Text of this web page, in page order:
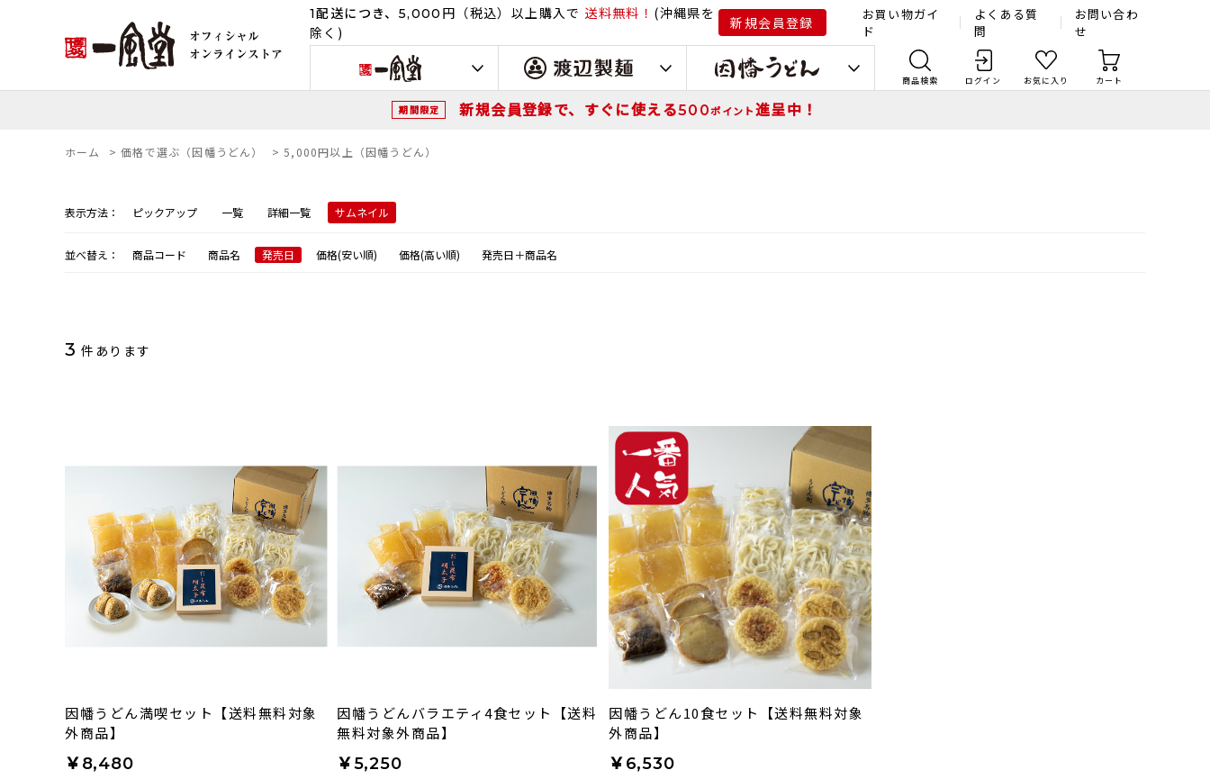
1配送につき、5,000 円（税込） 以上購入で 送料無料！ (沖縄県を
除く)
新規会員登録
お買い物ガイ
ド
よくある質
問
お問い合わ
せ
商品検索 ログイン お気に入り カート
期間限定 新規会員登録で、すぐに使える500ポイント進呈中！
ホーム >価格で選ぶ（因幡うどん） >5,000円以上（因幡うどん）
表示方法： ピックアップ 一覧 詳細一覧 サムネイル
並べ替え： 商品コード 商品名 発売日 価格(安い順) 価格(高い順) 発売日＋商品名
3 件あります
因幡うどん満喫セット【送料無料対象
外商品】
￥8,480
因幡うどんバラエティ4食セット【送料
無料対象外商品】
￥5,250
因幡うどん10食セット【送料無料対象
外商品】
￥6,530